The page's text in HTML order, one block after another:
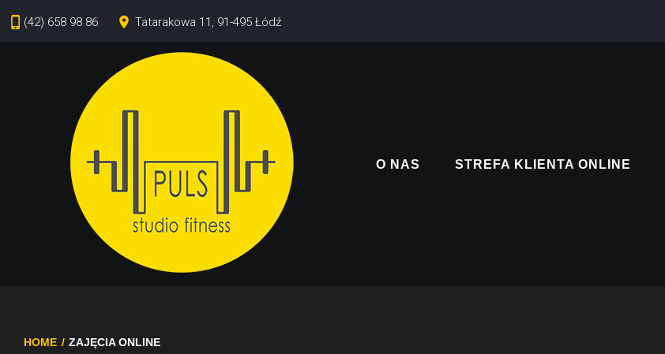
Skip
phone_iphone (42) 658 98 86 place Tatarakowa 11, 91-495 Łódź
O NAS STREFA KLIENTA ONLINE
HOME / ZAJĘCIA ONLINE